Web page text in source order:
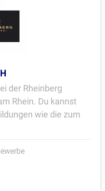
der Rheinberg
Rhein. Du kannst
wie die zum